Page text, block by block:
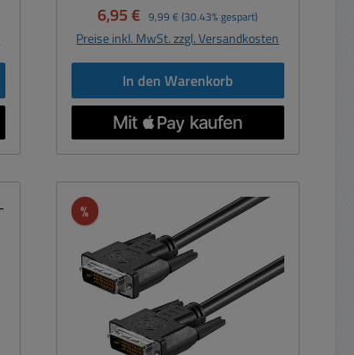
DVD Player, Grafikkarten ... (mit
DVI-D Ausgang) angeschlossen
werden
Verkaufspreis:
6,95 € Regulärer Preis:
9,99 € (30.43% gespart)
Preise inkl. MwSt. zzgl. Versandkosten
In den Warenkorb
%Rabatt